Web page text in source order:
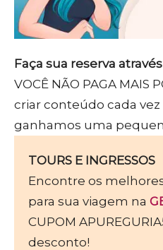
Faça sua reserva
VOCÊ NÃO PAGA MAIS
criar conteúdo cada
ganhamos uma
TOURS E INGRESSOS
Encontre os
para sua viagem na
CUPOM
desconto!